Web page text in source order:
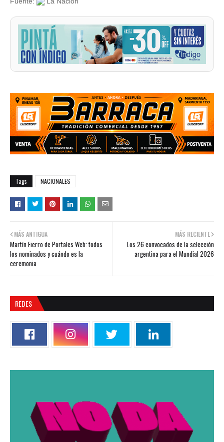
Tags NACIONALES
MÁS RECIENTE
Los 26 convocados de la selección
argentina para el Mundial 2026
MÁS ANTIGUA
Martín Fierro de Portales Web: todos
los nominados y cuándo es la
ceremonia
REDES